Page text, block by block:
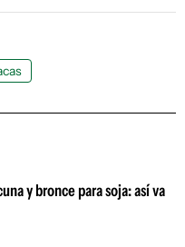
y bronce para soja: así va